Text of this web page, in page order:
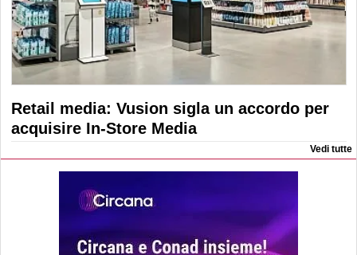
Retail media: Vusion sigla un accordo per
acquisire In-Store Media
Vedi tutte